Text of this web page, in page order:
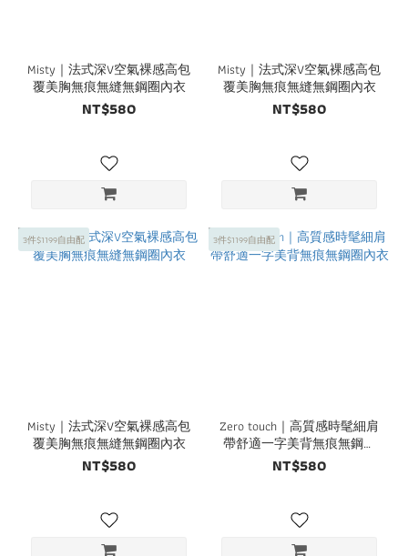
Misty｜法式深V空氣裸感高包
覆美胸無痕無縫無鋼圈內衣
NT$580
Misty｜法式深V空氣裸感高包
覆美胸無痕無縫無鋼圈內衣
NT$580
3件$1199自由配
Misty｜法式深V空氣裸感高包
覆美胸無痕無縫無鋼圈內衣
NT$580
3件$1199自由配
Zero touch｜高質感時髦細肩
帶舒適一字美背無痕無鋼圈
內衣
NT$580